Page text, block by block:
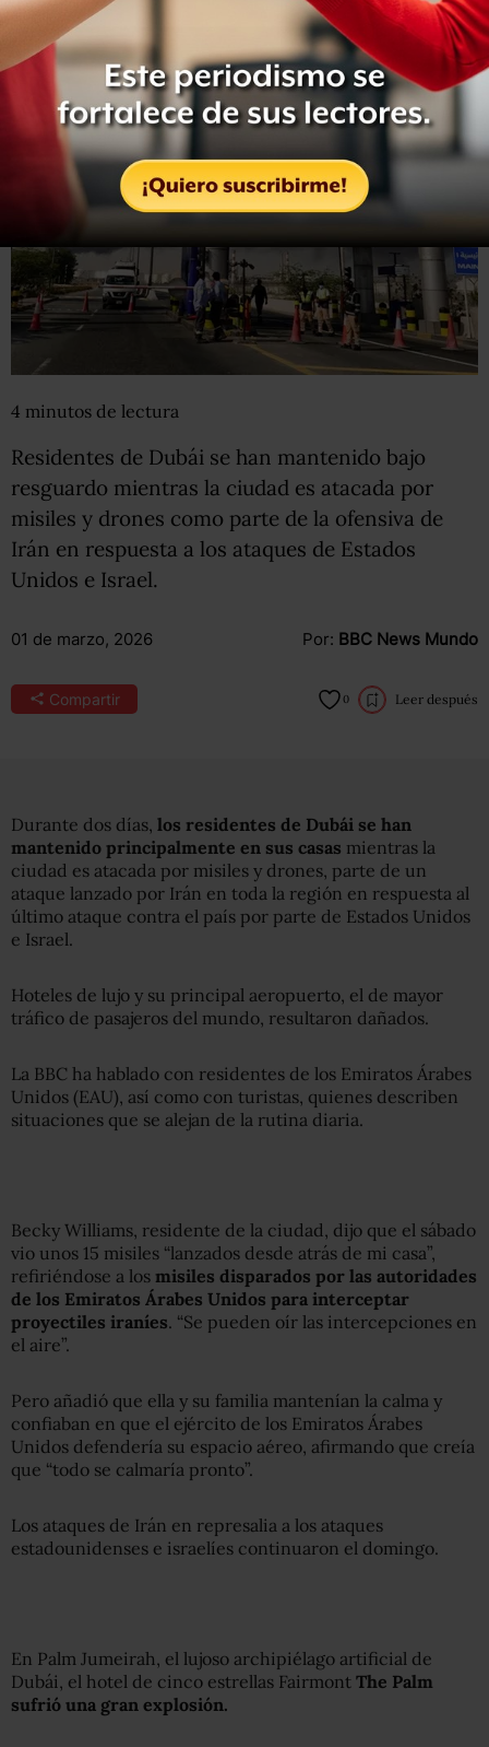
4 minutos de lectura
Residentes de Dubái se han mantenido bajo
resguardo mientras la ciudad es atacada por
misiles y drones como parte de la ofensiva de
Irán en respuesta a los ataques de Estados
Unidos e Israel.
01 de marzo, 2026 Por: BBC News Mundo
Compartir 0 Leer después
Durante dos días, los residentes de Dubái se han
mantenido principalmente en sus casas mientras la
ciudad es atacada por misiles y drones, parte de un
ataque lanzado por Irán en toda la región en respuesta al
último ataque contra el país por parte de Estados Unidos
e Israel.
Hoteles de lujo y su principal aeropuerto, el de mayor
tráfico de pasajeros del mundo, resultaron dañados.
La BBC ha hablado con residentes de los Emiratos Árabes
Unidos (EAU), así como con turistas, quienes describen
situaciones que se alejan de la rutina diaria.
Becky Williams, residente de la ciudad, dijo que el sábado
vio unos 15 misiles “lanzados desde atrás de mi casa”,
refiriéndose a los misiles disparados por las autoridades
de los Emiratos Árabes Unidos para interceptar
proyectiles iraníes. “Se pueden oír las intercepciones en
el aire”.
Pero añadió que ella y su familia mantenían la calma y
confiaban en que el ejército de los Emiratos Árabes
Unidos defendería su espacio aéreo, afirmando que creía
que “todo se calmaría pronto”.
Los ataques de Irán en represalia a los ataques
estadounidenses e israelíes continuaron el domingo.
En Palm Jumeirah, el lujoso archipiélago artificial de
Dubái, el hotel de cinco estrellas Fairmont The Palm
sufrió una gran explosión.